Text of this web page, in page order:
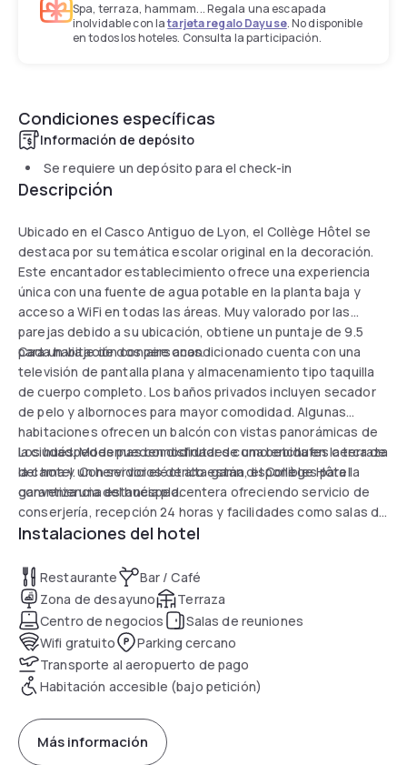
Spa, terraza, hammam... Regala una escapada
inolvidable con latarjeta regalo Dayuse. No disponible
en todos los hoteles. Consulta la participación.
Condiciones específicas
Información de depósito
Se requiere un depósito para el check-in
Descripción
Ubicado en el Casco Antiguo de Lyon, el Collège Hôtel se
destaca por su temática escolar original en la decoración.
Este encantador establecimiento ofrece una experiencia
única con una fuente de agua potable en la planta baja y
acceso a WiFi en todas las áreas. Muy valorado por las
parejas debido a su ubicación, obtiene un puntaje de 9.5
para un viaje de dos personas.
Cada habitación con aire acondicionado cuenta con una
televisión de pantalla plana y almacenamiento tipo taquilla
de cuerpo completo. Los baños privados incluyen secador
de pelo y albornoces para mayor comodidad. Algunas
habitaciones ofrecen un balcón con vistas panorámicas de
la ciudad. Modernas comodidades como enchufes cerca de
la cama y un hervidor eléctrico están disponibles para la
conveniencia del huésped.
Los huéspedes pueden disfrutar de una bebida en la terraza
del hotel. Con servicios de alta gama, el Collège Hôtel
garantiza una estancia placentera ofreciendo servicio de
conserjería, recepción 24 horas y facilidades como salas de
reuniones y traslados al aeropuerto con cargo adicional.
comunes equipadas con mobiliario de estilo escolar.
Instalaciones del hotel
Restaurante
Bar / Café
Zona de desayuno
Terraza
Centro de negocios
Salas de reuniones
Wifi gratuito
Parking cercano
Transporte al aeropuerto de pago
Habitación accesible (bajo petición)
Más información